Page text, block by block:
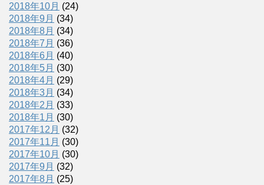
2018年10月 (24)
2018年9月 (34)
2018年8月 (34)
2018年7月 (36)
2018年6月 (40)
2018年5月 (30)
2018年4月 (29)
2018年3月 (34)
2018年2月 (33)
2018年1月 (30)
2017年12月 (32)
2017年11月 (30)
2017年10月 (30)
2017年9月 (32)
2017年8月 (25)